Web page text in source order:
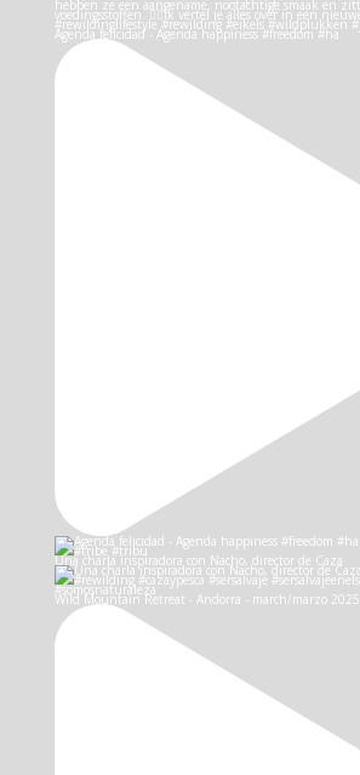
Agenda felicidad - Agenda happiness #freedom #ha
Una charla inspiradora con Nacho, director de Caza
Wild Mountain Retreat - Andorra - march/marzo 2025